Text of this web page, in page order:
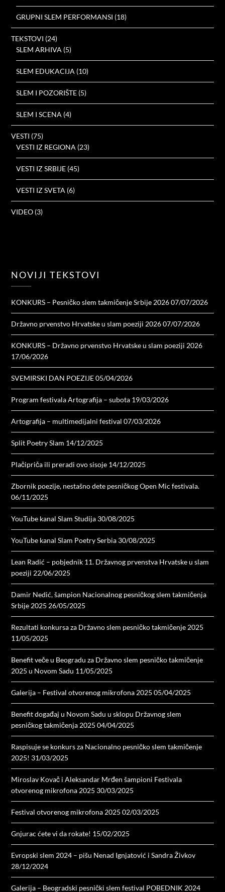
GRUPNI SLEM PERFORMANSI (18)
TEKSTOVI (24)
SLEM ARHIVA (5)
SLEM EDUKACIJA (10)
SLEM I POZORIŠTE (5)
SLEM I SCENA (4)
VESTI (75)
VESTI IZ REGIONA (23)
VESTI IZ SRBIJE (45)
VESTI IZ SVETA (6)
VIDEO (3)
NOVIJI TEKSTOVI
KONKURS – Pesničko slem takmičenje Srbije 2026 07/07/2026
Državno prvenstvo Hrvatske u slam poeziji 2026 07/07/2026
KONKURS – Državno prvenstvo Hrvatske u slam poeziji 2026
17/06/2026
SVEMIRSKI DAN POEZIJE 05/04/2026
Program festivala Artografija – subota 19/03/2026
Artografija – multimedijalni festival 07/03/2026
Split Poetry Slam 14/12/2025
Plačipriča ili preradi ovo sisoje 14/12/2025
Zbornik poezije, nestašno dete pesničkog Open Mic festivala.
06/11/2025
YouTube kanal Slam Studija 30/08/2025
YouTube kanal Slam Poetry Serbia 30/08/2025
Lean Radić – pobjednik 11. Državnog prvenstva Hrvatske u slam
poeziji 22/06/2025
Damir Nedić, šampion Nacionalnog pesničkog slem takmičenja
Srbije 2025 26/05/2025
Rezultati konkursa za Državno slem pesničko takmičenje 2025
11/05/2025
Benefit veče u Beogradu za Državno slem pesničko takmičenje
2025 u Novom Sadu 11/05/2025
Galerija – Festival otvorenog mikrofona 2025 05/04/2025
Benefit događaj u Novom Sadu u sklopu Državnog slem
pesničkog takmičenja 2025 04/04/2025
Raspisuje se konkurs za Nacionalno pesničko slem takmičenje
2025! 31/03/2025
Miroslav Kovač i Aleksandar Mrđen šampioni Festivala
otvorenog mikrofona 2025 30/03/2025
Festival otvorenog mikrofona 2025 02/03/2025
Gnjurac ćete vi da rokate! 15/02/2025
Evropski slem 2024 – pišu Nenad Ignjatović i Sandra Živkov
28/12/2024
Galerija – Beogradski pesnički slem festival POBEDNIK 2024